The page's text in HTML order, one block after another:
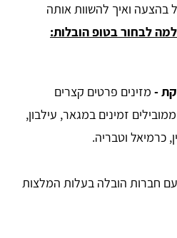
בהצעה ואיך להשוות אותה
לבחור בטופ הובלות:
- מזינים פרטים קצרים
- 2 הצעות ממובילים זמינים במגאר, עילבון,
כרמיאל וטבריה.
חברות הובלה בעלות המלצות